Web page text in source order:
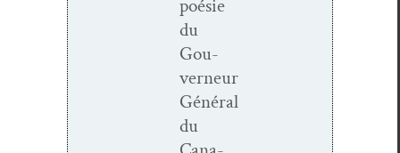
poésie
du
Gou­
verneur
Général
du